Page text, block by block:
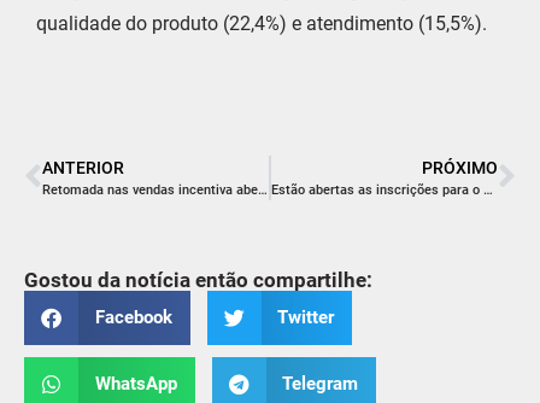
qualidade do produto (22,4%) e atendimento (15,5%).
ANTERIOR
Retomada nas vendas incentiva abertura de espaços especializados em móveis
PRÓXIMO
Estão abertas as inscrições para o Curso de Bombeiro Comunitário em Criciúma
Gostou da notícia então compartilhe:
Facebook Twitter
WhatsApp Telegram